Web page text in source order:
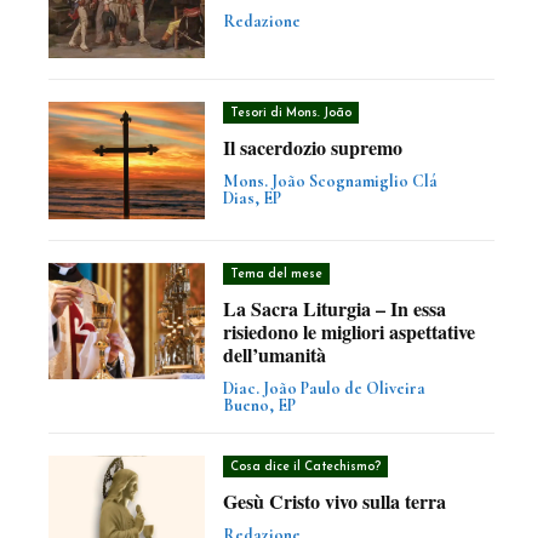
Redazione
Tesori di Mons. João
Il sacerdozio supremo
Mons. João Scognamiglio Clá
Dias, EP
Tema del mese
La Sacra Liturgia – In essa
risiedono le migliori aspettative
dell’umanità
Diac. João Paulo de Oliveira
Bueno, EP
Cosa dice il Catechismo?
Gesù Cristo vivo sulla terra